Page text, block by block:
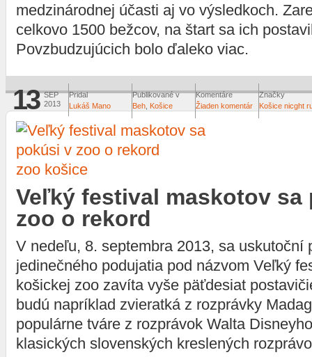
medzinárodnej účasti aj vo výsledkoch.
celkovo 1500 bežcov, na štart sa ich
Povzbudzujúcich bolo ďaleko viac.
13 SEP
2013
Pridal
Lukáš Mano
Publikované v
Beh Košice
Komentáre
Žiaden komentár
Značky
Košice nicght
zoo košice
Veľký festival maskotov sa
zoo o rekord
V nedeľu, 8. septembra 2013, sa uskutoční
jedinečného podujatia pod názvom Veľký
košickej zoo zavíta vyše päťdesiat
budú napríklad zvieratká z rozprávky
populárne tváre z rozprávok Walta
klasických slovenských kreslených